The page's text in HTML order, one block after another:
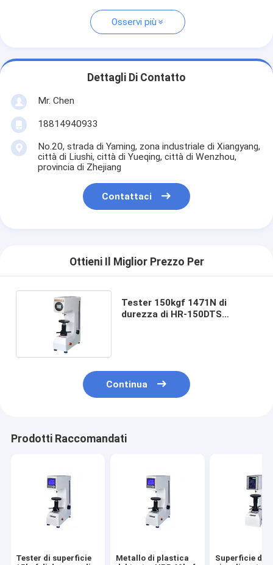
Osservi più
Dettagli Di Contatto
Mr. Chen
18814940933
No.20, strada di Yaming, zona industriale di Xiangyang,
città di Liushi, città di Yueqing, città di Wenzhou,
provincia di Zhejiang
Contattaci
Ottieni Il Miglior Prezzo Per
Tester 150kgf 1471N di
durezza di HR-150DTS
Continua
Prodotti Raccomandati
Tester di superficie
Metallo di plastica
Superficie del